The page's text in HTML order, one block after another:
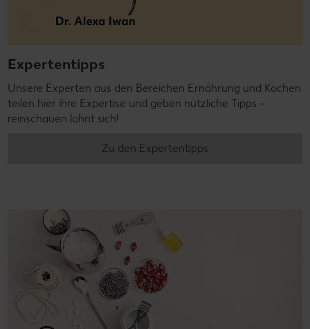
Expertentipps
Unsere Experten aus den Bereichen Ernährung und Kochen
teilen hier ihre Expertise und geben nützliche Tipps –
reinschauen lohnt sich!
Zu den Expertentipps